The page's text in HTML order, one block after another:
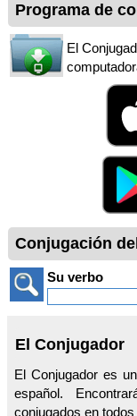
Programa de
El
Conjugación
Su verbo
El Conjugador
El Conjugador es
español.
conjugados en